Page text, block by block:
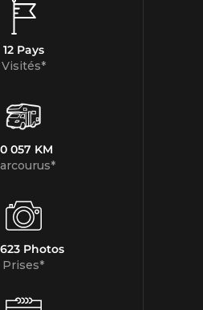
12 Pays
Visités*
057 KM
Photos
Prises*